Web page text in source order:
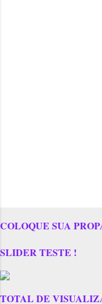
COLOQUE SUA
SLIDER TESTE !
TOTAL DE